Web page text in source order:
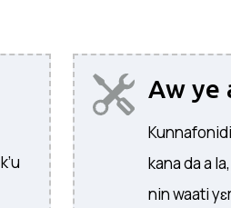
Aw ye
kana da a
nin waati